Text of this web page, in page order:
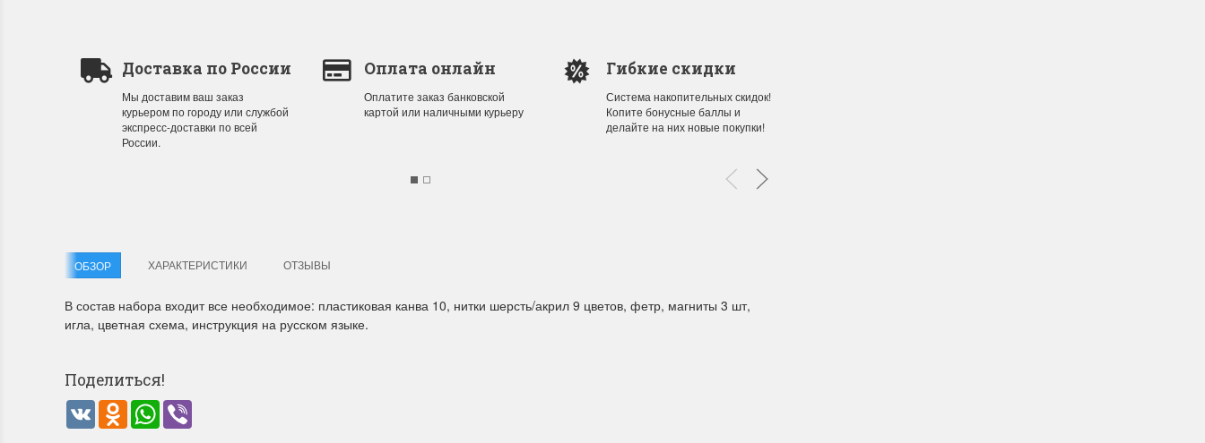
Летние Скидки
!! СКИДКА 20% ‼️ с 1 до 3 июня в честь
первого летнего дня Чудетство...
Раритеты Дим. New!
ПОДРОБНЕЕ
Поступление новинок
На склад приехали новинки от всеми
Dimensions 35231 Willow
Доставка по России
Мы доставим ваш заказ
курьером по городу или службой
экспресс-доставки по всей
России.
Оплата онлайн
Оплатите заказ банковской
картой или наличными курьеру
Гибкие скидки
Система накопительных скидок!
Копите бонусные баллы и
делайте на них новые покупки!
ОБЗОР ХАРАКТЕРИСТИКИ ОТЗЫВЫ
В состав набора входит все необходимое: пластиковая канва 10, нитки шерсть/акрил 9 цветов, фетр, магниты 3 шт,
игла, цветная схема, инструкция на русском языке.
Поделиться!
VK Odnoklassniki
WhatsApp